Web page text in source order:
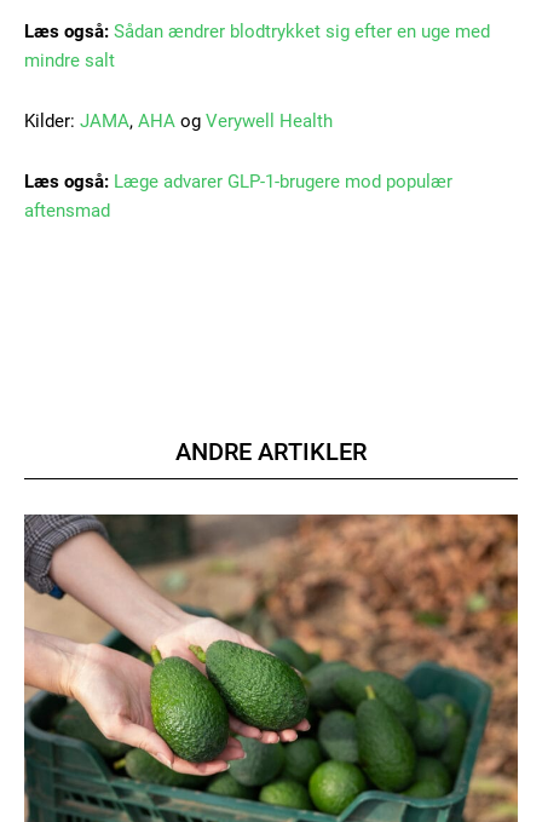
Member full access
Ut mollis pellentesque tortor
Donec quis est ac felis
Orci varius natoque dolor
YEARLY PRICING MONTHLY PRICING
Læs også: Sådan ændrer blodtrykket sig efter en uge med
mindre salt
Kilder: JAMA, AHA og Verywell Health
Læs også: Læge advarer GLP-1-brugere mod populær
aftensmad
ANDRE ARTIKLER